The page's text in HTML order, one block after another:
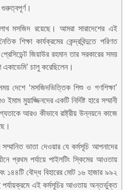
মসজিদ রয়েছে। আমরা সারাদেশের এই
শিক্ষা কার্যক্রমের কেন্দ্রবিন্দুতে পরিণত
জিয়াউর রহমান তার সরকারের সময়
চালু করেছিলেন।
দেশে ‘মসজিদভিত্তিক শিশু ও গণশিক্ষা’
মুয়াজ্জিনদের একটি নির্দিষ্ট হারে সম্মানী
আরও কীভাবে রাষ্ট্রীয় উন্নয়নে কাজে
ভাতা দেওয়ার যে কর্মসূচি আপনাদের
প্রথম পর্যায়ে পাইলটিং স্কিমের আওতায়
১৪৪টি বৌদ্ধ বিহারের মোট ১৬ হাজার ৯৯২
পর্যায়ক্রমে এই কর্মসূচির আওতায় অন্তর্ভুক্ত